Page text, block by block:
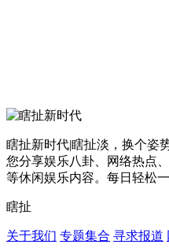
瞎扯新时代|瞎扯淡，换个姿
您分享娱乐八卦、网络热点
等休闲娱乐内容。每日轻松一
瞎扯
关于我们 专题集合 寻求报道